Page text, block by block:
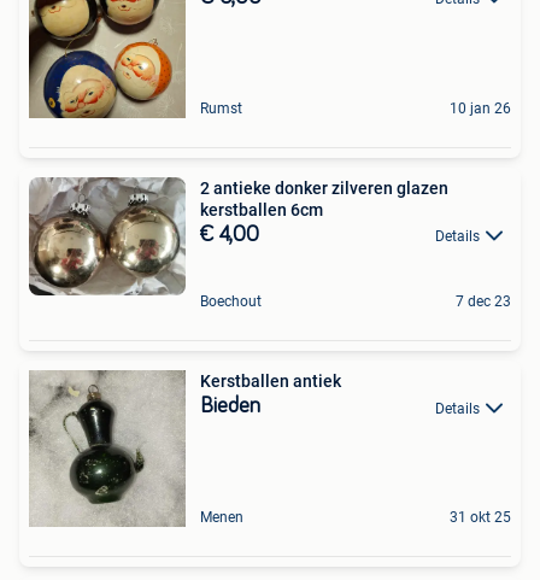
Rumst 10 jan 26
2 antieke donker zilveren glazen
kerstballen 6cm
€ 4,00 Details
Boechout 7 dec 23
Kerstballen antiek
Bieden Details
Menen 31 okt 25